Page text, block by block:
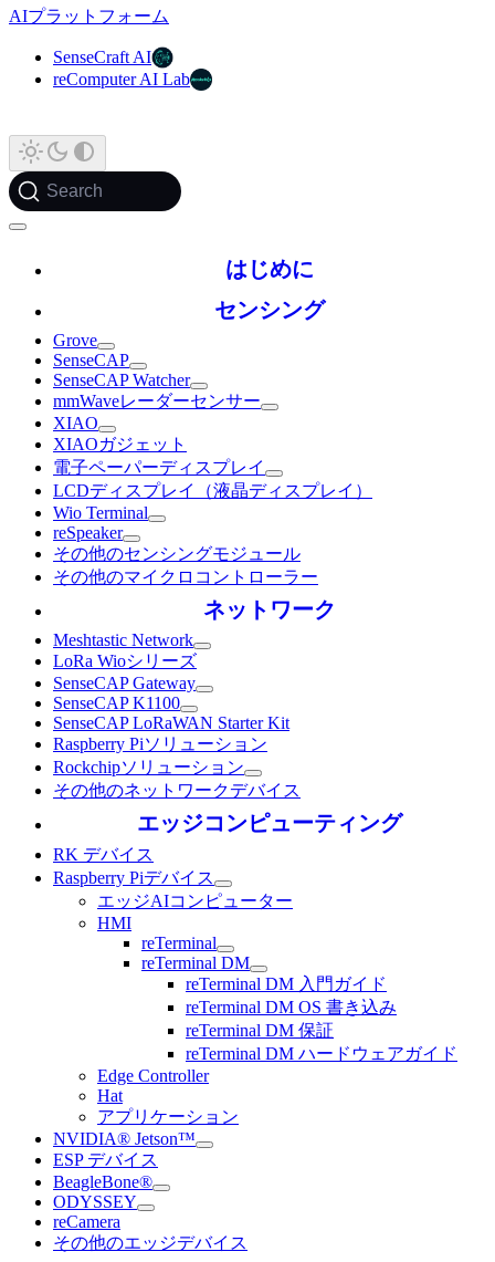
AIプラットフォーム
SenseCraft AI
reComputer AI Lab
Search
はじめに
センシング
Grove
SenseCAP
SenseCAP Watcher
mmWaveレーダーセンサー
XIAO
XIAOガジェット
電子ペーパーディスプレイ
LCDディスプレイ（液晶ディスプレイ）
Wio Terminal
reSpeaker
その他のセンシングモジュール
その他のマイクロコントローラー
ネットワーク
Meshtastic Network
LoRa Wioシリーズ
SenseCAP Gateway
SenseCAP K1100
SenseCAP LoRaWAN Starter Kit
Raspberry Piソリューション
Rockchipソリューション
その他のネットワークデバイス
エッジコンピューティング
RK デバイス
Raspberry Piデバイス
エッジAIコンピューター
HMI
reTerminal
reTerminal DM
reTerminal DM 入門ガイド
reTerminal DM OS 書き込み
reTerminal DM 保証
reTerminal DM ハードウェアガイド
Edge Controller
Hat
アプリケーション
NVIDIA® Jetson™
ESP デバイス
BeagleBone®
ODYSSEY
reCamera
その他のエッジデバイス